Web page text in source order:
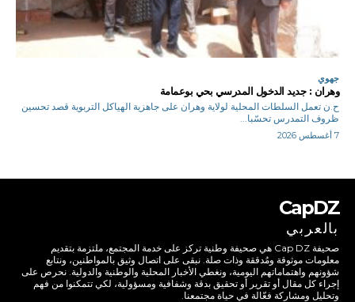
جهوي
وهران : جديد الدخول المدرسي بحي بوعمامة
ح.ن تعمل السلطات المحلية لولاية وهران على جاهزية الهياكل التربوية قصد تحسين
ظروف التمدرس تحسّبا...
7 أغسطس 2026
CapDZ
بالعربي
صحيفة Cap DZ هي صحيفة وطنية تركز على خدمة المجتمع، ملتزمة بتقديم
معلومات موثوقة ومُدققة وذات صلة. نبقى على اتصال وثيق بالمواطنين، ونتابع
شؤونهم واهتماماتهم اليومية، ونغطي الأخبار المحلية والوطنية والدولية. نحرص على
إجراء كل مقال أو تقرير أو تحقيق بدقة وشفافية ومسؤولية، لكي تتمكنوا من فهم
وتحليل ومشاركة فعّالة في حياة مجتمعنا.